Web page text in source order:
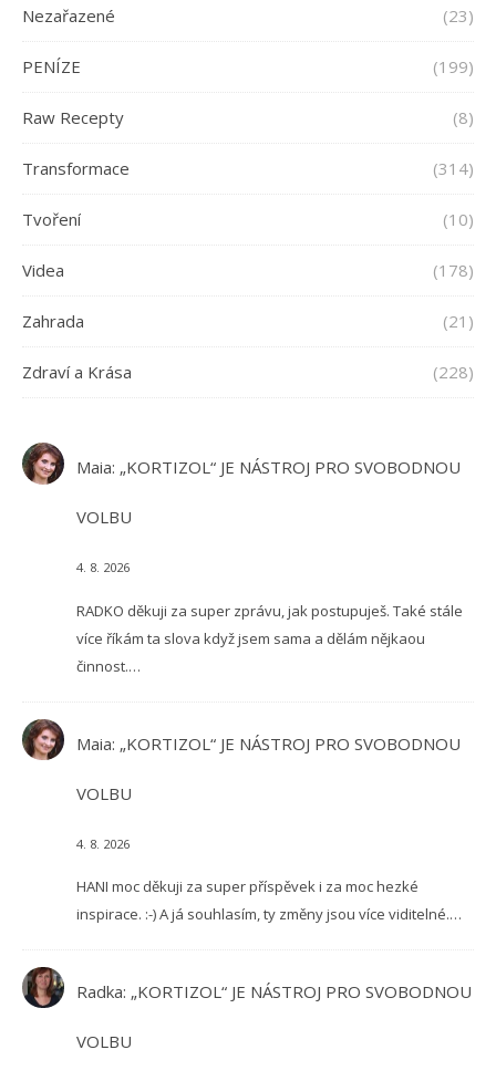
Nezařazené (23)
PENÍZE (199)
Raw Recepty (8)
Transformace (314)
Tvoření (10)
Videa (178)
Zahrada (21)
Zdraví a Krása (228)
Maia: „KORTIZOL“ JE NÁSTROJ PRO SVOBODNOU
VOLBU
4. 8. 2026
RADKO děkuji za super zprávu, jak postupuješ. Také stále
více říkám ta slova když jsem sama a dělám nějkaou
činnost.…
Maia: „KORTIZOL“ JE NÁSTROJ PRO SVOBODNOU
VOLBU
4. 8. 2026
HANI moc děkuji za super příspěvek i za moc hezké
inspirace. :-) A já souhlasím, ty změny jsou více viditelné.…
Radka: „KORTIZOL“ JE NÁSTROJ PRO SVOBODNOU
VOLBU